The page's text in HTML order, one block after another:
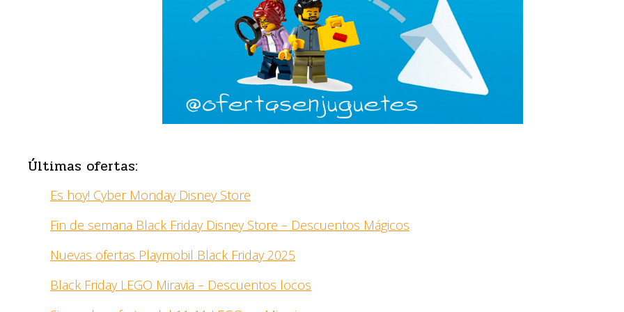
Últimas ofertas:
Es hoy! Cyber Monday Disney Store
Fin de semana Black Friday Disney Store – Descuentos Mágicos
Nuevas ofertas Playmobil Black Friday 2025
Black Friday LEGO Miravia – Descuentos locos